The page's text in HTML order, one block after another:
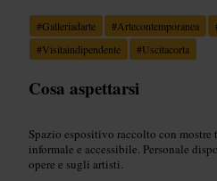
#Galleriadarte #Artecontemporanea
#Visitaindipendente #Uscitacorta
Cosa aspettarsi
Spazio espositivo raccolto con mostre
informale e accessibile. Personale
opere e sugli artisti.